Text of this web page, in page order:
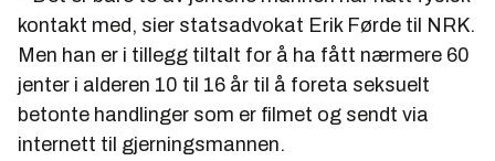
kontakt med, sier statsadvokat Erik Førde til NRK.
Men han er i tillegg tiltalt for å ha fått nærmere 60
jenter i alderen 10 til 16 år til å foreta seksuelt
betonte handlinger som er filmet og sendt via
internett til gjerningsmannen.